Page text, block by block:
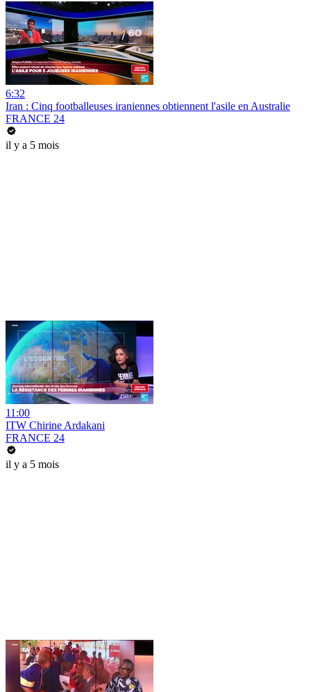
6:32
Iran : Cinq footballeuses iraniennes obtiennent l'asile en Australie
FRANCE 24
il y a 5 mois
11:00
ITW Chirine Ardakani
FRANCE 24
il y a 5 mois